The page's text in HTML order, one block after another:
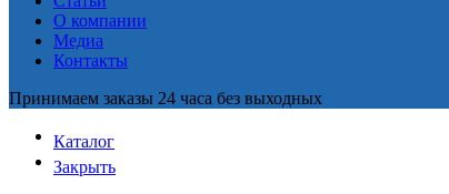
О компании
Медиа
Контакты
Принимаем заказы 24 часа без выходных
Каталог
Закрыть